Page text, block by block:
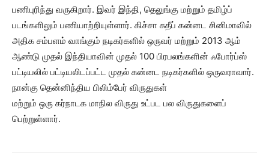
பணிபுரிந்து வருகிறார். இவர் இந்தி, தெலுங்கு மற்றும் தமிழ்ப்
படங்களிலும் பணியாற்றியுள்ளார். கிச்சா சுதீப் கன்னட சினிமாவில்
அதிக சம்பளம் வாங்கும் நடிகர்களில் ஒருவர் மற்றும் 2013 ஆம்
ஆண்டு முதல் இந்தியாவின் முதல் 100 பிரபலங்களின் ஃபோர்ப்ஸ்
பட்டியலில் பட்டியலிடப்பட்ட முதல் கன்னட நடிகர்களில் ஒருவராவார்.
நான்கு தென்னிந்திய பிலிம்பேர் விருதுகள்
மற்றும் ஒரு கர்நாடக மாநில விருது உட்பட பல விருதுகளைப்
பெற்றுள்ளார்.